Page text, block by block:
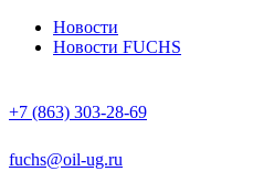
Новости
Новости FUCHS
+7 (863) 303-28-69
fuchs@oil-ug.ru